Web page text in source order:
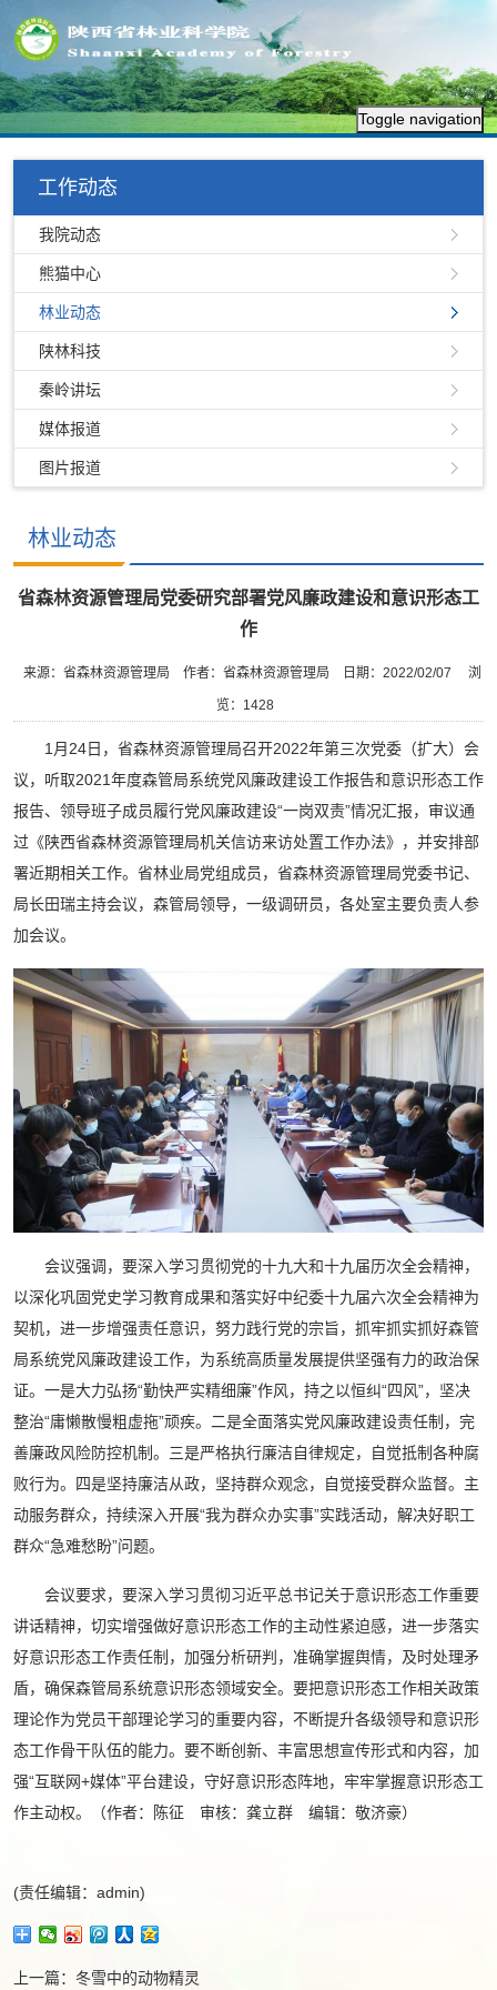
Toggle navigation
工作动态
我院动态
熊猫中心
林业动态
陕林科技
秦岭讲坛
媒体报道
图片报道
林业动态
省森林资源管理局党委研究部署党风廉政建设和意识形态工
作
来源：省森林资源管理局 作者：省森林资源管理局 日期：2022/02/07 浏
览： 1428
1月24日，省森林资源管理局召开2022年第三次党委（扩大）会
议，听取2021年度森管局系统党风廉政建设工作报告和意识形态工作
报告、领导班子成员履行党风廉政建设“一岗双责”情况汇报，审议通
过《陕西省森林资源管理局机关信访来访处置工作办法》，并安排部
署近期相关工作。省林业局党组成员，省森林资源管理局党委书记、
局长田瑞主持会议，森管局领导，一级调研员，各处室主要负责人参
加会议。
会议强调，要深入学习贯彻党的十九大和十九届历次全会精神，
以深化巩固党史学习教育成果和落实好中纪委十九届六次全会精神为
契机，进一步增强责任意识，努力践行党的宗旨，抓牢抓实抓好森管
局系统党风廉政建设工作，为系统高质量发展提供坚强有力的政治保
证。一是大力弘扬“勤快严实精细廉”作风，持之以恒纠“四风”，坚决
整治“庸懒散慢粗虚拖”顽疾。二是全面落实党风廉政建设责任制，完
善廉政风险防控机制。三是严格执行廉洁自律规定，自觉抵制各种腐
败行为。四是坚持廉洁从政，坚持群众观念，自觉接受群众监督。主
动服务群众，持续深入开展“我为群众办实事”实践活动，解决好职工
群众“急难愁盼”问题。
会议要求，要深入学习贯彻习近平总书记关于意识形态工作重要
讲话精神，切实增强做好意识形态工作的主动性紧迫感，进一步落实
好意识形态工作责任制，加强分析研判，准确掌握舆情，及时处理矛
盾，确保森管局系统意识形态领域安全。要把意识形态工作相关政策
理论作为党员干部理论学习的重要内容，不断提升各级领导和意识形
态工作骨干队伍的能力。要不断创新、丰富思想宣传形式和内容，加
强“互联网+媒体”平台建设，守好意识形态阵地，牢牢掌握意识形态工
作主动权。（作者：陈征 审核：龚立群 编辑：敬济豪）
(责任编辑：admin)
上一篇： 冬雪中的动物精灵